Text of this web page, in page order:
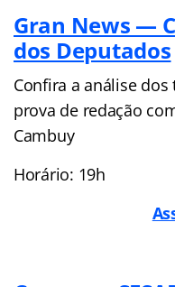
Gran News —
dos Deputados
Confira a análise
prova de redação
Cambuy
Horário: 19h